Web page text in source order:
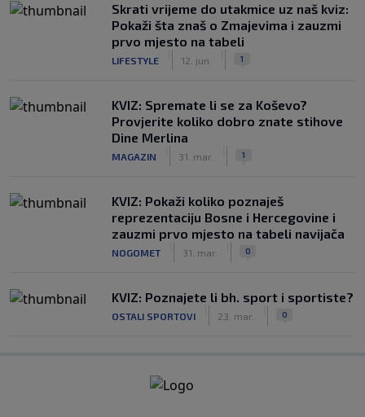
Skrati vrijeme do utakmice uz naš kviz:
Pokaži šta znaš o Zmajevima i zauzmi
prvo mjesto na tabeli
LIFESTYLE 12. jun. 1
KVIZ: Spremate li se za Koševo?
Provjerite koliko dobro znate stihove
Dine Merlina
MAGAZIN 31. mar. 1
KVIZ: Pokaži koliko poznaješ
reprezentaciju Bosne i Hercegovine i
zauzmi prvo mjesto na tabeli navijača
NOGOMET 31. mar. 0
KVIZ: Poznajete li bh. sport i sportiste?
OSTALI SPORTOVI 23. mar. 0